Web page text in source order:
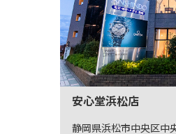
安心堂浜松店
静岡県浜松市中央区中